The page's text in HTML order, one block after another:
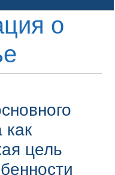
о
как
цель